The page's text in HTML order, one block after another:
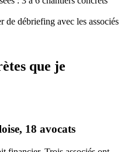
de débriefing avec les associés
que je
18 avocats